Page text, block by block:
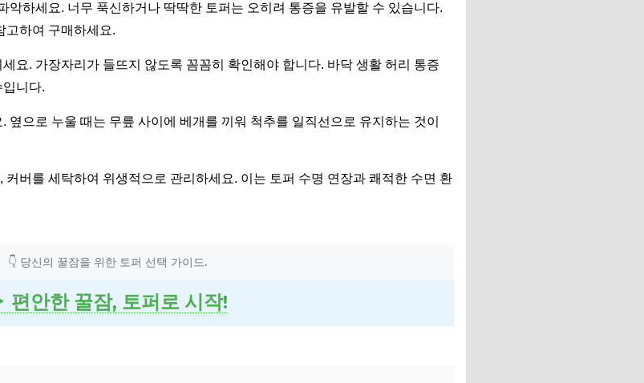
악하세요. 너무 푹신하거나 딱딱한 토퍼는 오히려 통증을 유발할 수 있습니다.
고하여 구매하세요.
요. 가장자리가 들뜨지 않도록 꼼꼼히 확인해야 합니다. 바닥 생활 허리 통증
니다.
옆으로 누울 때는 무릎 사이에 베개를 끼워 척추를 일직선으로 유지하는 것이
버를 세탁하여 위생적으로 관리하세요. 이는 토퍼 수명 연장과 쾌적한 수면 환
👇 당신의 꿀잠을 위한 토퍼 선택 가이드.
편안한 꿀잠, 토퍼로 시작!